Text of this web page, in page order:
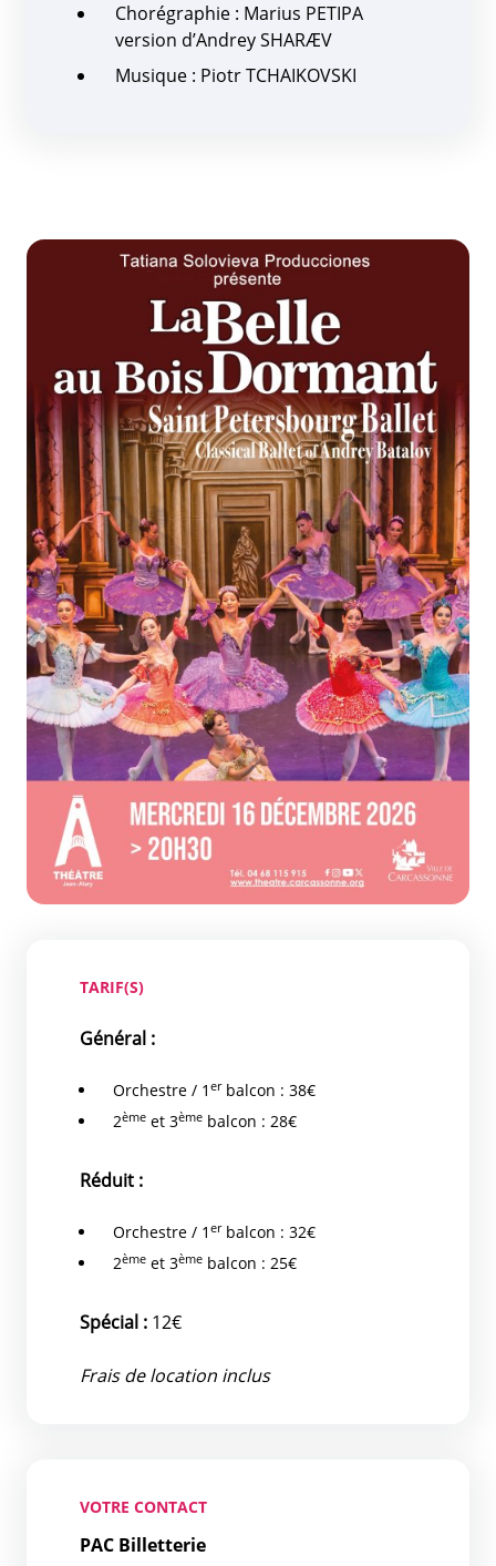
Chorégraphie : Marius PETIPA
version d’Andrey SHARÆV
Musique : Piotr TCHAIKOVSKI
Zoom de l'image
TARIF(S)
Général :
Orchestre / 1 erbalcon : 38€
2ème et 3ème balcon : 28€
Réduit :
Orchestre / 1 erbalcon : 32€
2ème et 3ème balcon : 25€
Spécial : 12€
Frais de location inclus
VOTRE CONTACT
PAC Billetterie